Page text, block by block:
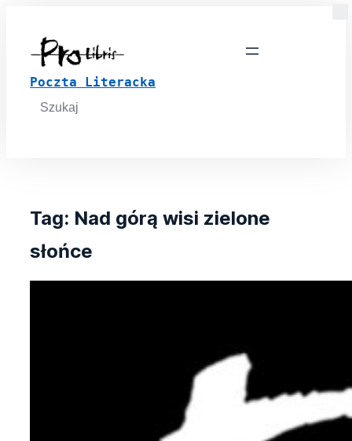
Poczta Literacka
Search
for:
Tag: Nad górą wisi zielone
słońce